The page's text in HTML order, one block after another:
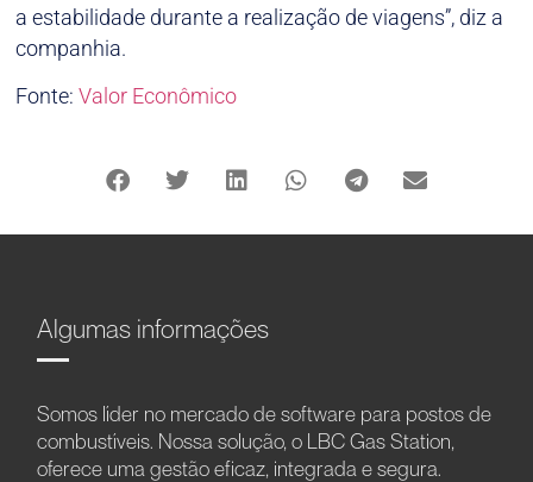
a estabilidade durante a realização de viagens”, diz a
companhia.
Fonte:Valor Econômico
Algumas informações
Somos líder no mercado de software para postos de
combustíveis. Nossa solução, o LBC Gas Station,
oferece uma gestão eficaz, integrada e segura.